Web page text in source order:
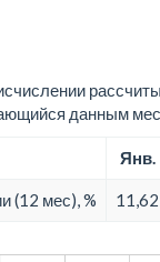
данным
Янв.
(12 мес), % 11,62